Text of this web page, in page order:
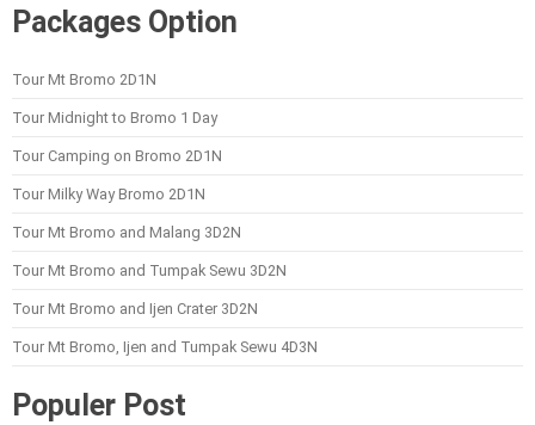
Packages Option
Tour Mt Bromo 2D1N
Tour Midnight to Bromo 1 Day
Tour Camping on Bromo 2D1N
Tour Milky Way Bromo 2D1N
Tour Mt Bromo and Malang 3D2N
Tour Mt Bromo and Tumpak Sewu 3D2N
Tour Mt Bromo and Ijen Crater 3D2N
Tour Mt Bromo, Ijen and Tumpak Sewu 4D3N
Populer Post